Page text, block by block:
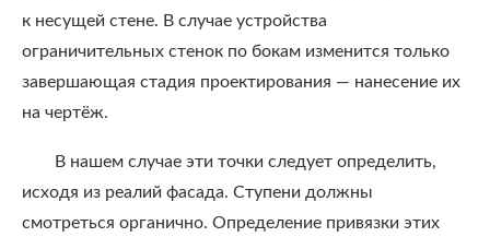
к несущей стене. В случае устройства
ограничительных стенок по бокам изменится только
завершающая стадия проектирования — нанесение их
на чертёж.
В нашем случае эти точки следует определить,
исходя из реалий фасада. Ступени должны
смотреться органично. Определение привязки этих